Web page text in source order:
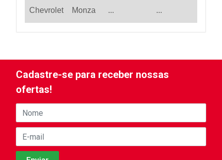
Chevrolet Monza ... ...
Cadastre-se para receber nossas
ofertas!